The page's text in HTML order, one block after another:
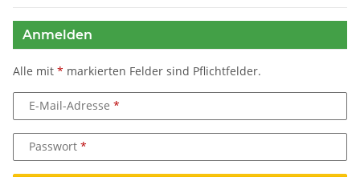
Anmelden
Alle mit * markierten Felder sind Pflichtfelder.
E-Mail-Adresse
Passwort